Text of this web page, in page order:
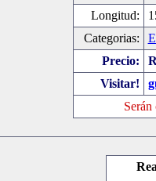
Longitud:
Categorias:
Precio:
Visitar!
Serán